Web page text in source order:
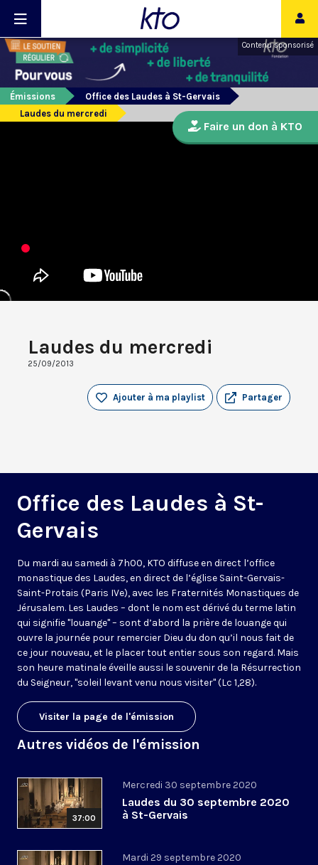
Contenu sponsorisé
Émissions
Office des Laudes à St-Gervais
Laudes du mercredi
Laudes du mercredi
25/09/2013
Partager
Ajouter à ma playlist
Office des Laudes à St-
Gervais
Du mardi au samedi à 7h00, KTO diffuse en direct l’office
monastique des Laudes, en direct de l’église Saint-Gervais-
Saint-Protais (Paris IVe), avec les Fraternités Monastiques de
Jérusalem. Les Laudes – dont le nom est dérivé du terme latin
qui signifie "louange" – sont d’abord la prière de louange qui
ouvre la journée pour remercier Dieu du don qu’il nous fait de
ce jour nouveau, et le placer tout entier sous son regard. Mais
son heure matinale éveille aussi le souvenir de la Résurrection
du Seigneur, "soleil levant venu nous visiter" (Lc 1,28).
Visiter la page de l'émission
Autres vidéos de l'émission
37:00
Mercredi 30 septembre 2020
Laudes du 30 septembre 2020
à St-Gervais
Mardi 29 septembre 2020
Faire un don à KTO